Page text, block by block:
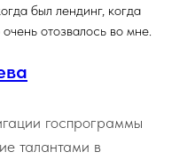
был лендинг, когда
отозвалось во мне.
госпрограммы
талантами в